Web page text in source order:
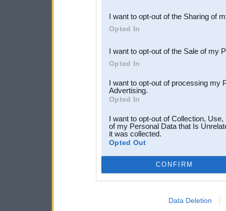
Downstream Participants
third parties.
I want to opt-out of the Sharing of
Opted In
I want to opt-out of the Sale of my
Opted In
I want to opt-out of processing my
Advertising.
Opted In
I want to opt-out of Collection,
of my Personal Data that Is
it was collected.
Opted Out
CONFIRM
Data Deletion